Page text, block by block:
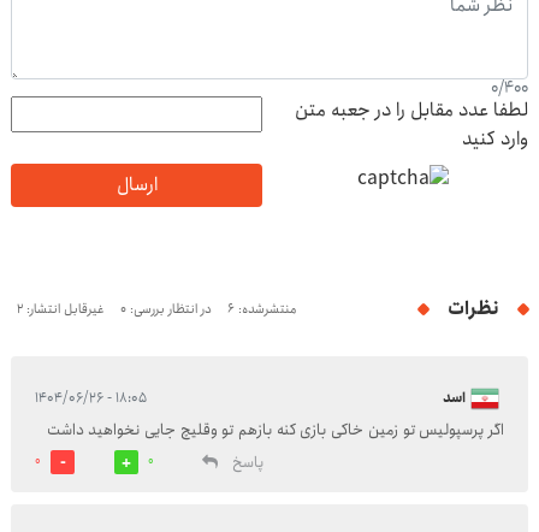
0/400
لطفا عدد مقابل را در جعبه متن
وارد کنید
ارسال
نظرات منتشرشده: 6 در انتظار بررسی: 0 غیرقابل انتشار: 2
اسد ۱۸:۰۵ - ۱۴۰۴/۰۶/۲۶
اگر پرسپولیس تو زمین خاکی بازی کنه بازهم تو وقلیچ جایی نخواهید داشت
پاسخ
0
0